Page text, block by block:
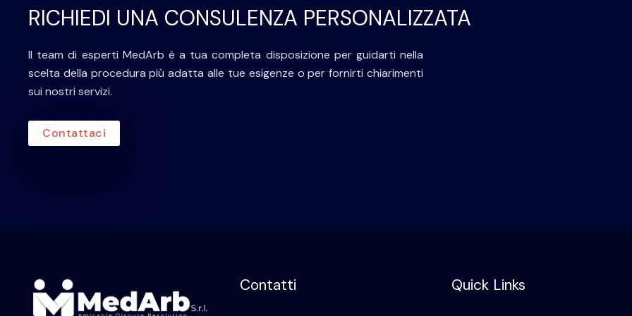
RICHIEDI UNA CONSULENZA PERSONALIZZATA
Il team di esperti MedArb è a tua completa disposizione per guidarti nella
scelta della procedura più adatta alle tue esigenze o per fornirti chiarimenti
sui nostri servizi.
Contattaci
Contatti Quick Links